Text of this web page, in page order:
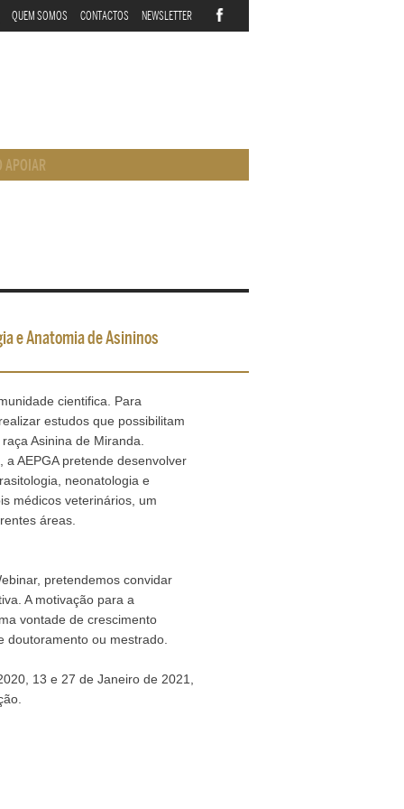
QUEM SOMOS CONTACTOS NEWSLETTER
APOIAR
e Anatomia de Asininos
cientifica. Para
estudos que possibilitam
Asinina de Miranda.
AEPGA pretende desenvolver
neonatologia e
médicos veterinários, um
áreas.
pretendemos convidar
A motivação para a
vontade de crescimento
doutoramento ou mestrado.
13 e 27 de Janeiro de 2021,